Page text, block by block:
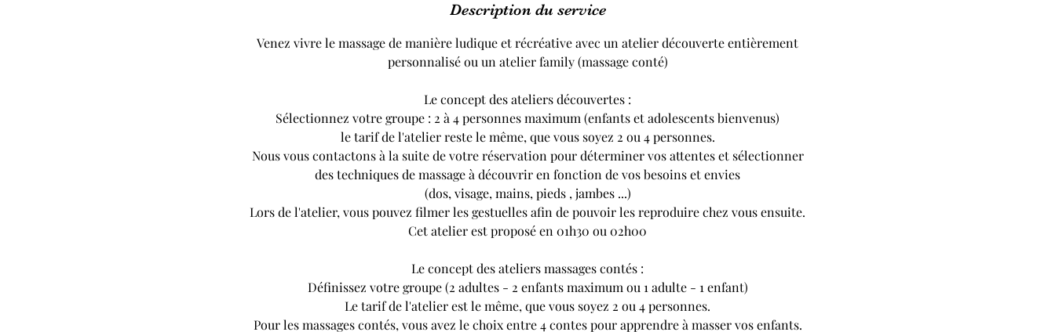
Description du service
Venez vivre le massage de manière ludique et récréative avec un atelier découverte entièrement
personnalisé ou un atelier family (massage conté)
Le concept des ateliers découvertes :
Sélectionnez votre groupe : 2 à 4 personnes maximum (enfants et adolescents bienvenus)
le tarif de l'atelier reste le même, que vous soyez 2 ou 4 personnes.
Nous vous contactons à la suite de votre réservation pour déterminer vos attentes et sélectionner
des techniques de massage à découvrir en fonction de vos besoins et envies
(dos, visage, mains, pieds , jambes ...)
Lors de l'atelier, vous pouvez filmer les gestuelles afin de pouvoir les reproduire chez vous ensuite.
Cet atelier est proposé en 01h30 ou 02h00
Le concept des ateliers massages contés :
Définissez votre groupe (2 adultes - 2 enfants maximum ou 1 adulte - 1 enfant)
Le tarif de l'atelier est le même, que vous soyez 2 ou 4 personnes.
Pour les massages contés, vous avez le choix entre 4 contes pour apprendre à masser vos enfants.